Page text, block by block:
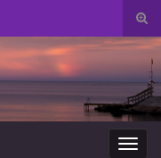
Slå
på/
Slå